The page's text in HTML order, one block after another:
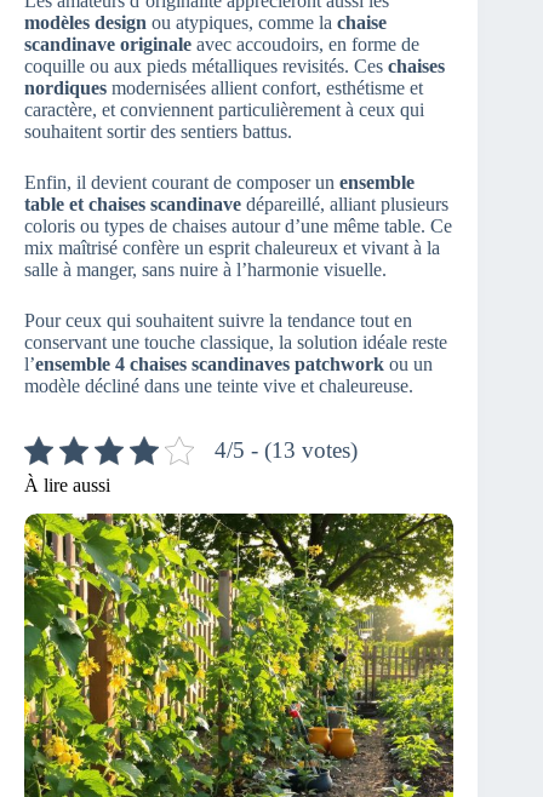
modèles design ou atypiques, comme la chaise
scandinave originale avec accoudoirs, en forme de
coquille ou aux pieds métalliques revisités. Ces chaises
nordiques modernisées allient confort, esthétisme et
caractère, et conviennent particulièrement à ceux qui
souhaitent sortir des sentiers battus.
Enfin, il devient courant de composer un ensemble
table et chaises scandinave dépareillé, alliant plusieurs
coloris ou types de chaises autour d’une même table. Ce
mix maîtrisé confère un esprit chaleureux et vivant à la
salle à manger, sans nuire à l’harmonie visuelle.
Pour ceux qui souhaitent suivre la tendance tout en
conservant une touche classique, la solution idéale reste
l’ensemble 4 chaises scandinaves patchwork ou un
modèle décliné dans une teinte vive et chaleureuse.
4/5 - (13 votes)
À lire aussi